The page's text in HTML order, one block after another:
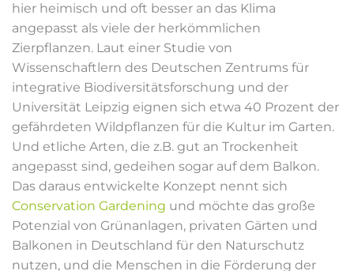
hier heimisch und oft besser an das Klima
angepasst als viele der herkömmlichen
Zierpflanzen. Laut einer Studie von
Wissenschaftlern des Deutschen Zentrums für
integrative Biodiversitätsforschung und der
Universität Leipzig eignen sich etwa 40 Prozent der
gefährdeten Wildpflanzen für die Kultur im Garten.
Und etliche Arten, die z.B. gut an Trockenheit
angepasst sind, gedeihen sogar auf dem Balkon.
Das daraus entwickelte Konzept nennt sich
Conservation Gardening und möchte das große
Potenzial von Grünanlagen, privaten Gärten und
Balkonen in Deutschland für den Naturschutz
nutzen, und die Menschen in die Förderung der